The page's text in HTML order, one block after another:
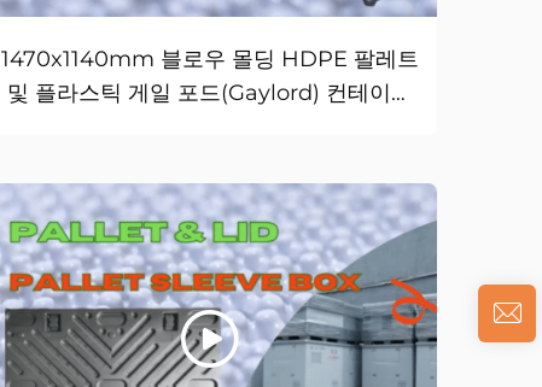
1470x1140mm 블로우 몰딩 HDPE 팔레트
및 플라스틱 게일 포드(Gaylord) 컨테이너